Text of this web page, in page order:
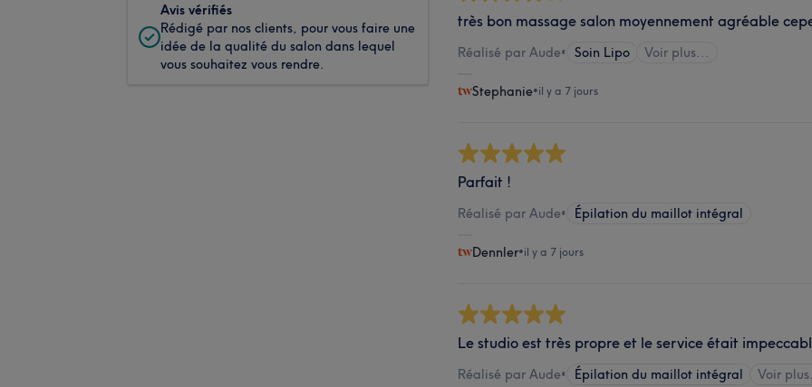
Avis vérifiés
Rédigé par nos clients, pour vous faire une
idée de la qualité du salon dans lequel
vous souhaitez vous rendre.
très bon massage salon moyennement agréable
Réalisé par Aude• Soin Lipo Voir plus...
Stephanie•il y a 7 jours
Parfait !
Réalisé par Aude• Épilation du maillot intégral
Dennler•il y a 7 jours
Le studio est très propre et le service était
Réalisé par Aude• Épilation du maillot intégral Voir